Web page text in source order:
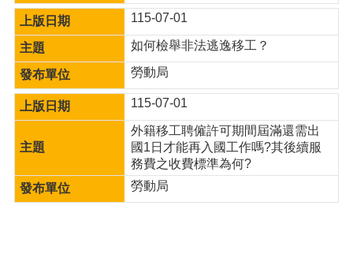
回
首
頁
網
站
覽
市
信
箱
115-07-01
如何檢舉非法逃逸移工？
勞動局
115-07-01
外籍移工聘僱許可期間屆滿還需出
國1日才能再入國工作嗎?其後續服
務費之收費標準為何?
勞動局